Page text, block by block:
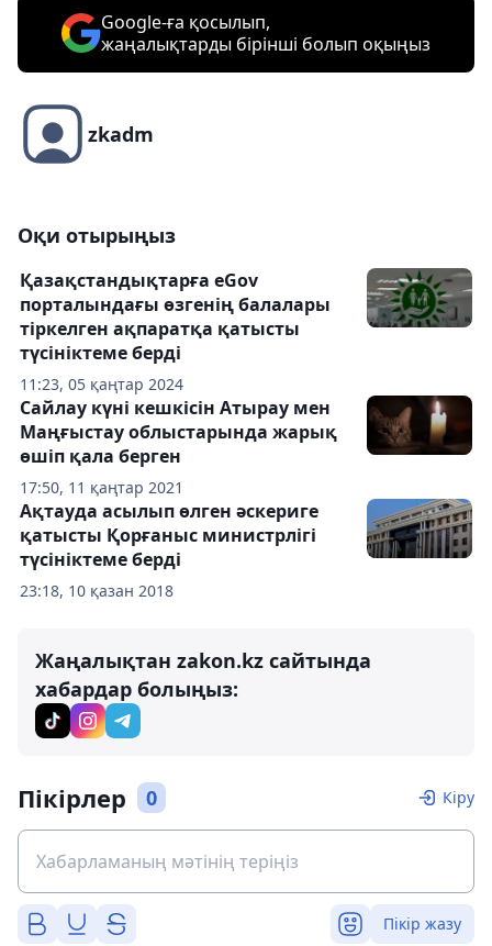
Google-ға қосылып,
жаңалықтарды бірінші болып оқыңыз
zkadm
Оқи отырыңыз
11:23, 05 қаңтар 2024
Қазақстандықтарға eGov
порталындағы өзгенің балалары
тіркелген ақпаратқа қатысты
түсініктеме берді
17:50, 11 қаңтар 2021
Сайлау күні кешкісін Атырау мен
Маңғыстау облыстарында жарық
өшіп қала берген
23:18, 10 қазан 2018
Ақтауда асылып өлген әскериге
қатысты Қорғаныс министрлігі
түсініктеме берді
Жаңалықтан zakon.kz сайтында
хабардар болыңыз:
Пікірлер 0 Кіру
Пікір жазу